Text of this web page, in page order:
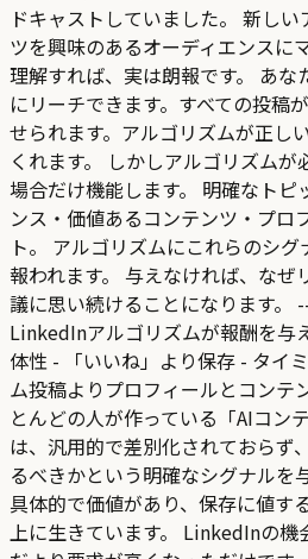
ドキャストしていました。 新し
ツを興味のあるオーディエンスに
理解すれば、実は朗報です。 あな
にリーチできます。すべての投稿
せられます。アルゴリズムが正し
くれます。 しかしアルゴリズム
場合だけ機能します。 明確なトピ
ンス・価値あるコンテンツ・プロ
ト。 アルゴリズムにこれらのシ
報われます。 与えなければ、なぜ
議に思い続けることになります。
LinkedInアルゴリズムが報酬を与
体性 - 「いいね」より保存 - タイ
ム投稿よりプロフィールとコンテ
とんどの人が作っている「AIコン
は、汎用的で差別化されておらず
るべきかという明確なシグナルを
具体的で価値があり、保存に値す
上に生きています。 LinkedInの機